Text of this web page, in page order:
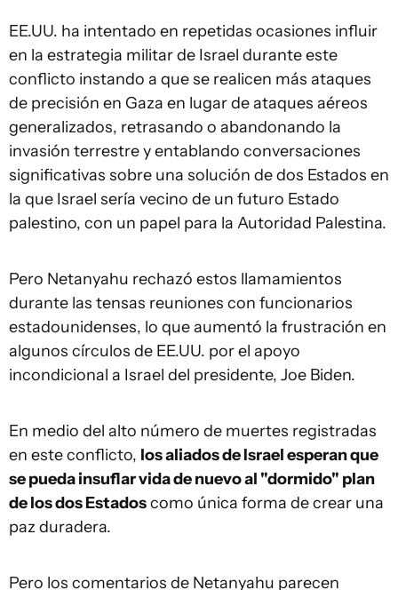
EE.UU. ha intentado en repetidas ocasiones influir
en la estrategia militar de Israel durante este
conflicto instando a que se realicen más ataques
de precisión en Gaza en lugar de ataques aéreos
generalizados, retrasando o abandonando la
invasión terrestre y entablando conversaciones
significativas sobre una solución de dos Estados en
la que Israel sería vecino de un futuro Estado
palestino, con un papel para la Autoridad Palestina.
Pero Netanyahu rechazó estos llamamientos
durante las tensas reuniones con funcionarios
estadounidenses, lo que aumentó la frustración en
algunos círculos de EE.UU. por el apoyo
incondicional a Israel del presidente, Joe Biden.
En medio del alto número de muertes registradas
en este conflicto, los aliados de Israel esperan que
se pueda insuflar vida de nuevo al "dormido" plan
de los dos Estadoscomo única forma de crear una
paz duradera.
Pero los comentarios de Netanyahu parecen